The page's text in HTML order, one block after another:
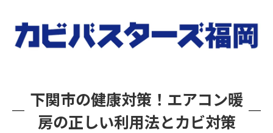
下関市の健康対策！エアコン暖
房の正しい利用法とカビ対策